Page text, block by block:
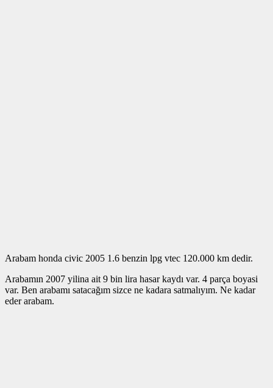
Arabam honda civic 2005 1.6 benzin lpg vtec 120.000 km dedir.
Arabamın 2007 yilina ait 9 bin lira hasar kaydı var. 4 parça boyasi
var. Ben arabamı satacağım sizce ne kadara satmalıyım. Ne kadar
eder arabam.